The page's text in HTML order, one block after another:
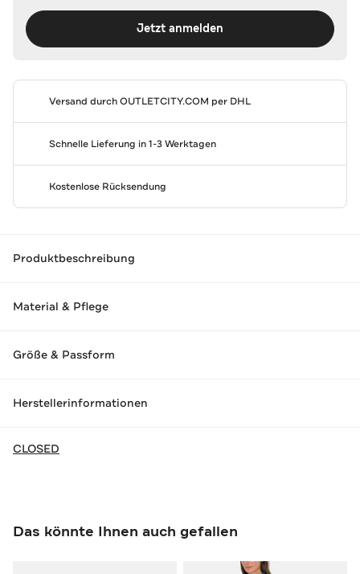
Jetzt anmelden
Versand durchOUTLETCITY.COM per DHL
Schnelle Lieferung in 1-3 Werktagen
Kostenlose Rücksendung
Produktbeschreibung
Material & Pflege
Größe & Passform
Herstellerinformationen
CLOSED
Das könnte Ihnen auch gefallen